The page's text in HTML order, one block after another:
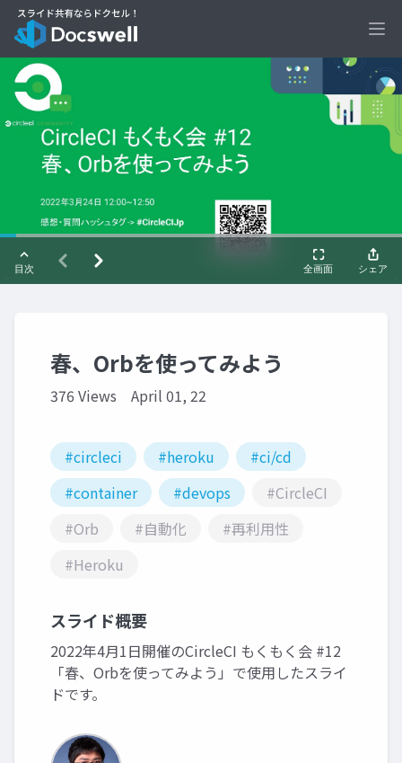
春、Orbを使ってみよう
376 Views April 01, 22
#circleci #heroku
#ci/cd
#container
#devops
#CircleCI
#Orb
#自動化
#再利用性
#Heroku
スライド概要
2022年4月1日開催のCircleCI もくもく会 #12
「春、Orbを使ってみよう」で使用したスライ
ドです。